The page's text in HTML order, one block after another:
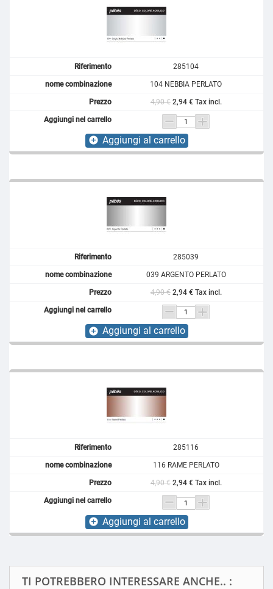
285104
104 NEBBIA PERLATO
4,90 € 2,94 € Tax incl.
add_circle Aggiungi al carrello
285039
039 ARGENTO PERLATO
4,90 € 2,94 € Tax incl.
add_circle Aggiungi al carrello
285116
116 RAME PERLATO
4,90 € 2,94 € Tax incl.
add_circle Aggiungi al carrello
TI POTREBBERO INTERESSARE ANCHE.. :